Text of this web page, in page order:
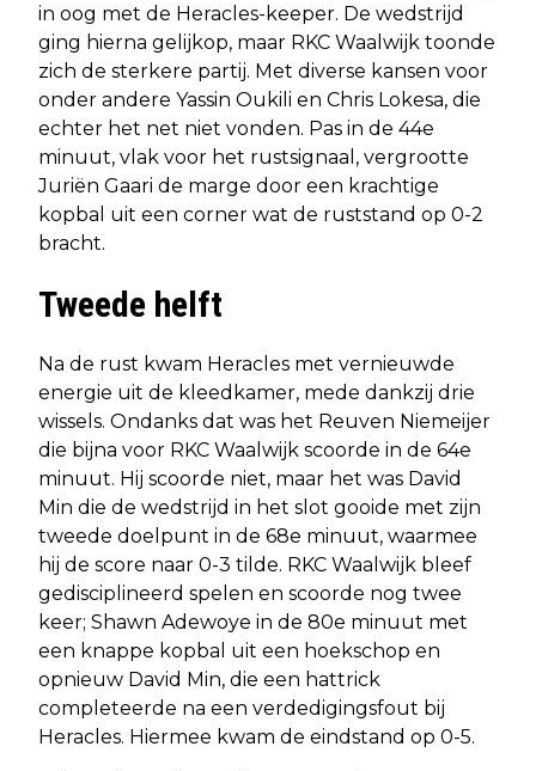
in oog met de Heracles-keeper. De wedstrijd
ging hierna gelijkop, maar RKC Waalwijk toonde
zich de sterkere partij. Met diverse kansen voor
onder andere Yassin Oukili en Chris Lokesa, die
echter het net niet vonden. Pas in de 44e
minuut, vlak voor het rustsignaal, vergrootte
Juriën Gaari de marge door een krachtige
kopbal uit een corner wat de ruststand op 0-2
bracht.
Tweede helft
Na de rust kwam Heracles met vernieuwde
energie uit de kleedkamer, mede dankzij drie
wissels. Ondanks dat was het Reuven Niemeijer
die bijna voor RKC Waalwijk scoorde in de 64e
minuut. Hij scoorde niet, maar het was David
Min die de wedstrijd in het slot gooide met zijn
tweede doelpunt in de 68e minuut, waarmee
hij de score naar 0-3 tilde. RKC Waalwijk bleef
gedisciplineerd spelen en scoorde nog twee
keer; Shawn Adewoye in de 80e minuut met
een knappe kopbal uit een hoekschop en
opnieuw David Min, die een hattrick
completeerde na een verdedigingsfout bij
Heracles. Hiermee kwam de eindstand op 0-5.